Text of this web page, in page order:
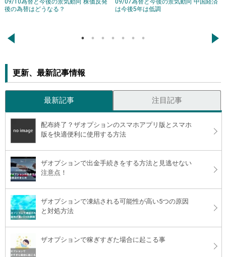
09/10為替と今後の景気動向 株価反発
後の為替はどうなる？
09/07為替と今後の景気動向 中国経済
は今後5年は低調
← →
更新、最新記事情報
最新記事 注目記事
配布終了？ザオプションのスマホアプリ版とスマホ
版を快適便利に使用する方法
ザオプションで出金手続きをする方法と見逃せない
注意点！
ザオプションで凍結される可能性が高い5つの原因
と対処方法
ザオプションで稼ぎすぎた場合に起こる事